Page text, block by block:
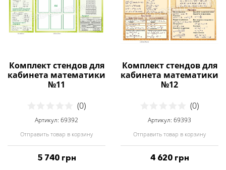
Комплект стендов для
кабинета математики
№11
(0)
Артикул: 69392
Отправить товар в корзину
5 740 грн
Комплект стендов для
кабинета математики
№12
(0)
Артикул: 69393
Отправить товар в корзину
4 620 грн